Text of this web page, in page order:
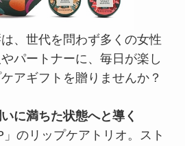
、世代を問わず多くの女性
パートナーに、毎日が楽し
アギフトを贈りませんか？
に満ちた状態へと導く
」のリップケアトリオ。スト